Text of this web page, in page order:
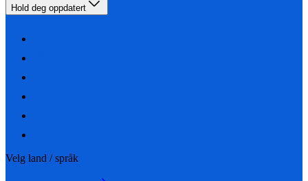
Hold deg oppdatert
Velg land / språk